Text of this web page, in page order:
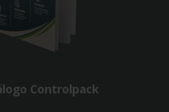
Controlpack